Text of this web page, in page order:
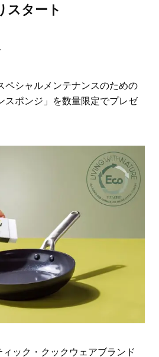
ェンダーレ
人気の40代髪型・ヘア
スタート
ペシャルメンテナンスのための
スポンジ」を数量限定でプレゼ
ック・クックウェアブランド